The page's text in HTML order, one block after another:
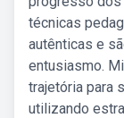
técnicas
autênticas e
entusiasmo.
trajetória para
utilizando